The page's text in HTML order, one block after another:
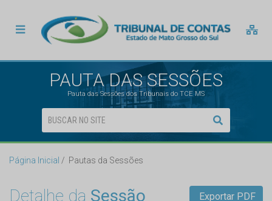
PAUTA DAS SESSÕES
Pauta das Sessões dos Tribunais do TCE MS
Página Inicial Pautas da Sessões
Detalhe da Sessão Exportar PDF